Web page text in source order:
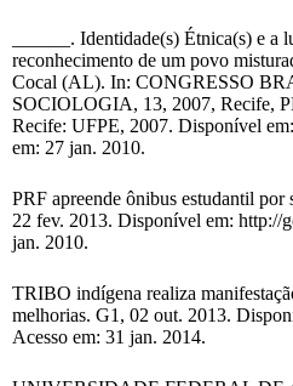
______. Identidade(s) Étnica(s) e a
reconhecimento de um povo
Cocal (AL). In: CONGRESSO
SOCIOLOGIA, 13, 2007, Recife,
Recife: UFPE, 2007. Disponível
em: 27 jan. 2010.
PRF apreende ônibus estudantil por
22 fev. 2013. Disponível em: http://
jan. 2010.
TRIBO indígena realiza
melhorias. G1, 02 out. 2013.
Acesso em: 31 jan. 2014.